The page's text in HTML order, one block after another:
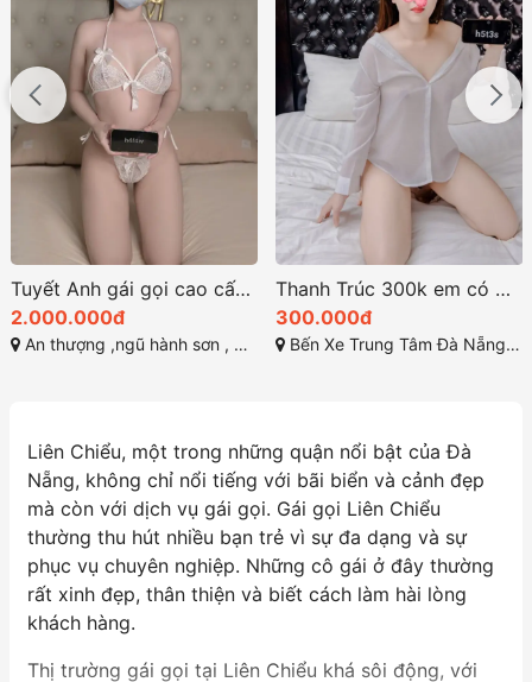
Tuyết Anh gái gọi cao cấp đà nẵng là em
2.000.000đ
An thượng ,ngũ hành sơn , đà nẵng
Thanh Trúc 300k em có một vẻ đẹp thật sự cuốn hút
300.000đ
Bến Xe Trung Tâm Đà Nẵng, Tôn Đức Thắng, Liên Chiểu, Đà Nẵng
Liên Chiểu, một trong những quận nổi bật của Đà
Nẵng, không chỉ nổi tiếng với bãi biển và cảnh đẹp
mà còn với dịch vụ gái gọi. Gái gọi Liên Chiểu
thường thu hút nhiều bạn trẻ vì sự đa dạng và sự
phục vụ chuyên nghiệp. Những cô gái ở đây thường
rất xinh đẹp, thân thiện và biết cách làm hài lòng
khách hàng.
Thị trường gái gọi tại Liên Chiểu khá sôi động, với